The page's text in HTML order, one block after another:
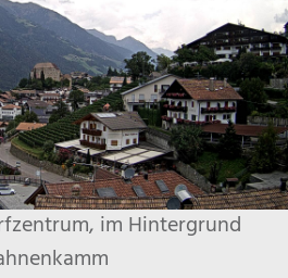
im Hintergrund